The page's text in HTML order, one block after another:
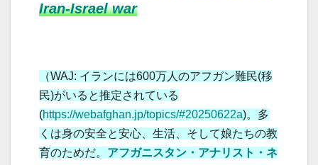
Iran-Israel war
（WAJ: イランには600万人のアフガン難民(移
民)がいると推定されている
(https://webafghan.jp/topics/#20250622a)。多
くは身の安全と安心、生活、そして娘たちの教
育のためだ。 アフガニスタン・アナリスト・ネ